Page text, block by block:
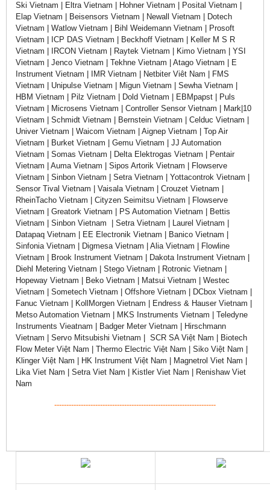
Ski Vietnam | Eltra Vietnam | Hohner Vietnam | Posital Vietnam |
Elap Vietnam | Beisensors Vietnam | Newall Vietnam | Dotech
Vietnam | Watlow Vietnam | Bihl Weidemann Vietnam | Prosoft
Vietnam | ICP DAS Vietnam | Beckhoff Vietnam | Keller M S R
Vietnam | IRCON Vietnam | Raytek Vietnam | Kimo Vietnam | YSI
Vietnam | Jenco Vietnam | Tekhne Vietnam | Atago Vietnam | E
Instrument Vietnam | IMR Vietnam | Netbiter Viêt Nam | FMS
Vietnam | Unipulse Vietnam | Migun Vietnam | Sewha Vietnam |
HBM Vietnam | Pilz Vietnam | Dold Vietnam | EBMpapst | Puls
Vietnam | Microsens Vietnam | Controller Sensor Vietnam | Mark|10
Vietnam | Schmidt Vietnam | Bernstein Vietnam | Celduc Vietnam |
Univer Vietnam | Waicom Vietnam | Aignep Vietnam | Top Air
Vietnam | Burket Vietnam | Gemu Vietnam | JJ Automation
Vietnam | Somas Vietnam | Delta Elektrogas Vietnam | Pentair
Vietnam | Auma Vietnam | Sipos Artorik Vietnam | Flowserve
Vietnam | Sinbon Vietnam | Setra Vietnam | Yottacontrok Vietnam |
Sensor Tival Vietnam | Vaisala Vietnam | Crouzet Vietnam |
RheinTacho Vietnam | Cityzen Seimitsu Vietnam | Flowserve
Vietnam | Greatork Vietnam | PS Automation Vietnam | Bettis
Vietnam | Sinbon Vietnam | Setra Vietnam | Laurel Vietnam |
Datapaq Vietnam | EE Electronik Vietnam | Banico Vietnam |
Sinfonia Vietnam | Digmesa Vietnam | Alia Vietnam | Flowline
Vietnam | Brook Instrument Vietnam | Dakota Instrument Vietnam |
Diehl Metering Vietnam | Stego Vietnam | Rotronic Vietnam |
Hopeway Vietnam | Beko Vietnam | Matsui Vietnam | Westec
Vietnam | Sometech Vietnam | Offshore Vietnam | DCbox Vietnam |
Fanuc Vietnam | KollMorgen Vietnam | Endress & Hauser Vietnam |
Metso Automation Vietnam | MKS Instruments Vietnam | Teledyne
Instruments Vieatnam | Badger Meter Vietnam | Hirschmann
Vietnam | Servo Mitsubishi Vietnam | SCR SA Việt Nam | Biotech
Flow Meter Việt Nam | Thermo Electric Việt Nam | Siko Việt Nam |
Klinger Việt Nam | HK Instrument Việt Nam | Magnetrol Viet Nam |
Lika Viet Nam | Setra Viet Nam | Kistler Viet Nam | Renishaw Viet
Nam
-------------------------------------------------------------------